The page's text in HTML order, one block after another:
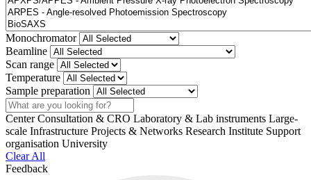
Search
Monochromator
Beamline
Scan range
Temperature
Sample preparation
Search
Center Consultation & CRO Laboratory & Lab instruments Large-
scale Infrastructure Projects & Networks Research Institute Support
organisation University
Clear All
Feedback